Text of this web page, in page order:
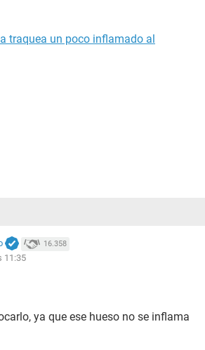
traquea un poco inflamado al
16.358
11:35
ya que ese hueso no se inflama